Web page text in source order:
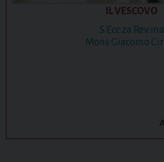
IL VESCOVO
S.Ecc.za Rev.ma
Mons Giacomo